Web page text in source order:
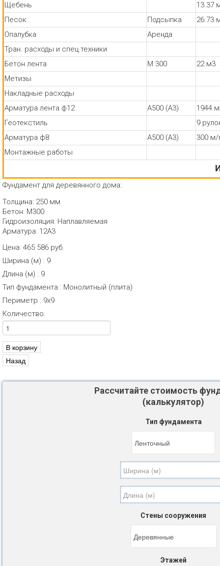
Щебень
13.37
Песок
Подсыпка
26.73
Опалубка
Аренда
Тран. расходы и спец.техники
Бетон лента
М 300
22 м3
Метизы
Накладные расходы
Арматура лента ф12
А500 (А3)
1944
Геотекстиль
9
Арматура ф8
А500 (А3)
300 м/
Монтажные работы
Фундамент для деревянного дома:
Толщина: 250 мм
Бетон: М300
Гидроизоляция: Наплавляемая
Арматура: 12А3
Цена: 465 586 руб.
Ширина (м) : 9
Длина (м) : 9
Тип фундамента : Монолитный (плита)
Периметр : 9х9
Количество:
Рассчитайте стоимость
(калькулятор)
Тип фундамента
Стены сооружения
Этажей